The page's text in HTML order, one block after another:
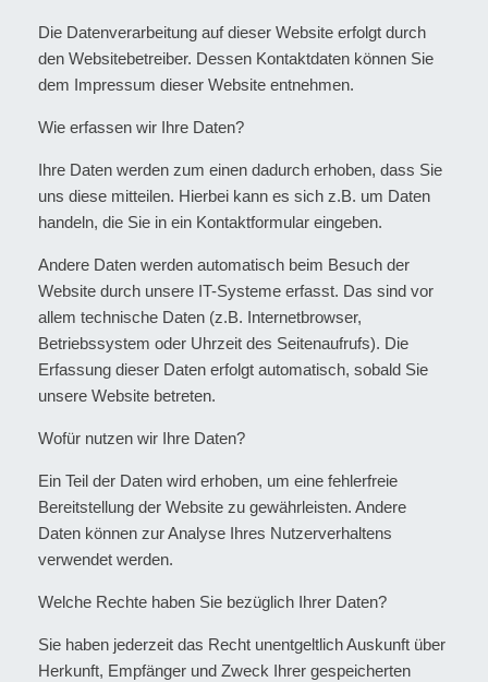
Die Datenverarbeitung auf dieser Website erfolgt durch
den Websitebetreiber. Dessen Kontaktdaten können Sie
dem Impressum dieser Website entnehmen.
Wie erfassen wir Ihre Daten?
Ihre Daten werden zum einen dadurch erhoben, dass Sie
uns diese mitteilen. Hierbei kann es sich z.B. um Daten
handeln, die Sie in ein Kontaktformular eingeben.
Andere Daten werden automatisch beim Besuch der
Website durch unsere IT-Systeme erfasst. Das sind vor
allem technische Daten (z.B. Internetbrowser,
Betriebssystem oder Uhrzeit des Seitenaufrufs). Die
Erfassung dieser Daten erfolgt automatisch, sobald Sie
unsere Website betreten.
Wofür nutzen wir Ihre Daten?
Ein Teil der Daten wird erhoben, um eine fehlerfreie
Bereitstellung der Website zu gewährleisten. Andere
Daten können zur Analyse Ihres Nutzerverhaltens
verwendet werden.
Welche Rechte haben Sie bezüglich Ihrer Daten?
Sie haben jederzeit das Recht unentgeltlich Auskunft über
Herkunft, Empfänger und Zweck Ihrer gespeicherten